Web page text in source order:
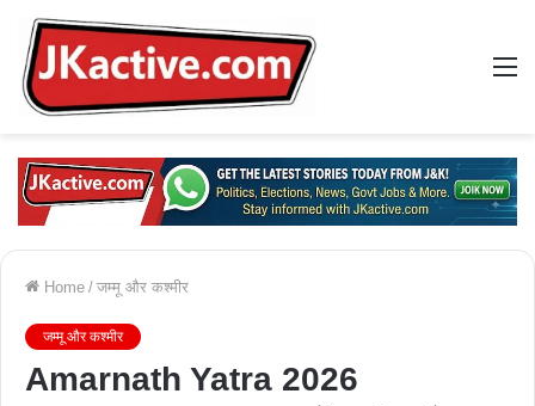
Home / जम्मू और कश्मीर
जम्मू और कश्मीर
Amarnath Yatra 2026